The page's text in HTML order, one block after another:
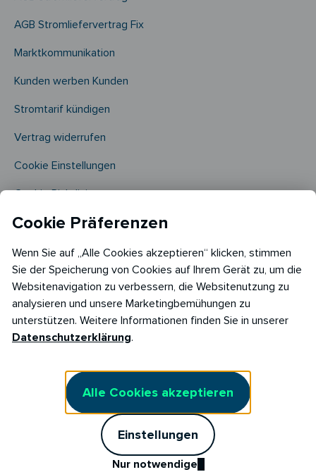
AGB Stromliefervertrag Fix
Marktkommunikation
Kunden werben Kunden
Stromtarif kündigen
Vertrag widerrufen
Cookie Einstellungen
Cookie Richtlinie​
Copyright © 2026
RABOT Energy DE GmbH
Hopfenmarkt 33,
Cookie Präferenzen
Wenn Sie auf „Alle Cookies akzeptieren“ klicken, stimmen
Sie der Speicherung von Cookies auf Ihrem Gerät zu, um die
Websitenavigation zu verbessern, die Websitenutzung zu
analysieren und unsere Marketingbemühungen zu
unterstützen. Weitere Informationen finden Sie in unserer
Datenschutzerklärung.
Alle Cookies akzeptieren
Einstellungen
Nur notwendige